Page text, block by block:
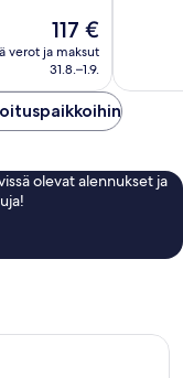
Hinta
117 €
117 €
verot ja maksut
31.8.–1.9.
olevat alennukset ja